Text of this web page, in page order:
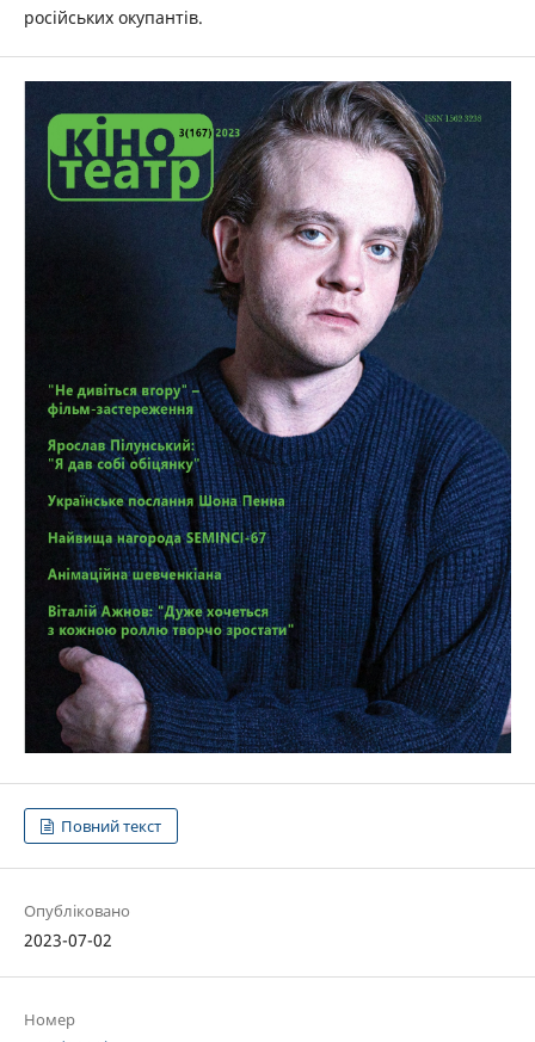
російських окупантів.
Повний текст
Опубліковано
2023-07-02
Номер